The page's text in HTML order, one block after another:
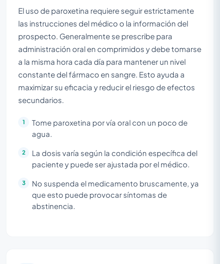
El uso de paroxetina requiere seguir estrictamente
las instrucciones del médico o la información del
prospecto. Generalmente se prescribe para
administración oral en comprimidos y debe tomarse
a la misma hora cada día para mantener un nivel
constante del fármaco en sangre. Esto ayuda a
maximizar su eficacia y reducir el riesgo de efectos
secundarios.
Tome paroxetina por vía oral con un poco de
agua.
La dosis varía según la condición específica del
paciente y puede ser ajustada por el médico.
No suspenda el medicamento bruscamente, ya
que esto puede provocar síntomas de
abstinencia.